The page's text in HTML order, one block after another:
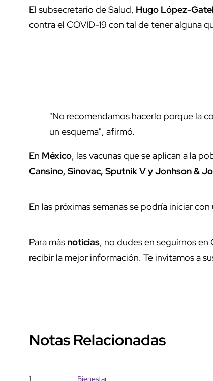
El subsecretario de Salud, Hugo López-
contra el COVID-19 con tal de tener alguna
"No recomendamos hacerlo porque la
un esquema", afirmó.
En México, las vacunas que se aplican a la
Cansino, Sinovac, Sputnik V y Jonhson &
En las próximas semanas se podría iniciar con
Para más noticias, no dudes en seguirnos
recibir la mejor información. Te invitamos a
Notas Relacionadas
1 Bienestar